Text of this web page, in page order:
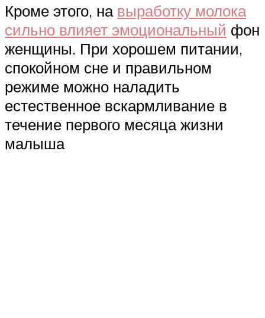
Кроме этого, на выработку молока
сильно влияет эмоциональный фон
женщины. При хорошем питании,
спокойном сне и правильном
режиме можно наладить
естественное вскармливание в
течение первого месяца жизни
малыша